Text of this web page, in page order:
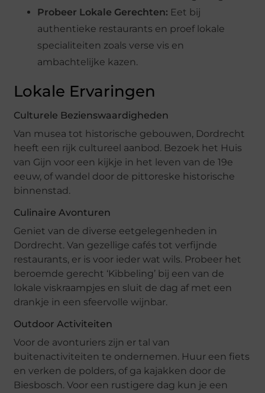
Probeer Lokale Gerechten: Eet bij
authentieke restaurants en proef lokale
specialiteiten zoals verse vis en
ambachtelijke kazen.
Lokale Ervaringen
Culturele Bezienswaardigheden
Van musea tot historische gebouwen, Dordrecht
heeft een rijk cultureel aanbod. Bezoek het Huis
van Gijn voor een kijkje in het leven van de 19e
eeuw, of wandel door de pittoreske historische
binnenstad.
Culinaire Avonturen
Geniet van de diverse eetgelegenheden in
Dordrecht. Van gezellige cafés tot verfijnde
restaurants, er is voor ieder wat wils. Probeer het
beroemde gerecht ‘Kibbeling’ bij een van de
lokale viskraampjes en sluit de dag af met een
drankje in een sfeervolle wijnbar.
Outdoor Activiteiten
Voor de avonturiers zijn er tal van
buitenactiviteiten te ondernemen. Huur een fiets
en verken de polders, of ga kajakken door de
Biesbosch. Voor een rustigere dag kun je een